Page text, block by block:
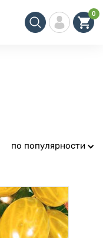
0
по популярности